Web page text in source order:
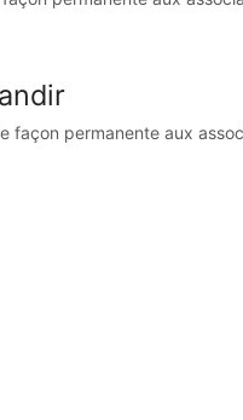
façon permanente aux